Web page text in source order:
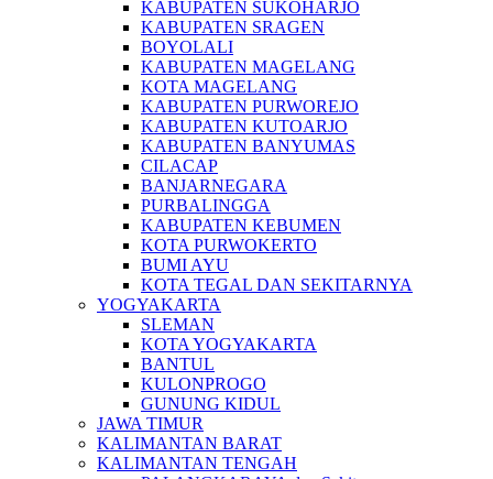
KABUPATEN SUKOHARJO
KABUPATEN SRAGEN
BOYOLALI
KABUPATEN MAGELANG
KOTA MAGELANG
KABUPATEN PURWOREJO
KABUPATEN KUTOARJO
KABUPATEN BANYUMAS
CILACAP
BANJARNEGARA
PURBALINGGA
KABUPATEN KEBUMEN
KOTA PURWOKERTO
BUMI AYU
KOTA TEGAL DAN SEKITARNYA
YOGYAKARTA
SLEMAN
KOTA YOGYAKARTA
BANTUL
KULONPROGO
GUNUNG KIDUL
JAWA TIMUR
KALIMANTAN BARAT
KALIMANTAN TENGAH